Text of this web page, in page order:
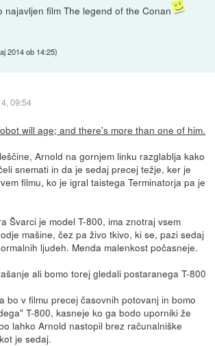
najavljen film The legend of the Conan
2014 ob 14:25)
09:54
will age; and there's more than one of him.
Arnold na gornjem linku razglablja kako
snemati in da je sedaj precej težje, ker je
filmu, ko je igral taistega Terminatorja pa je
Švarci je model T-800, ima znotraj vsem
mašine, čez pa živo tkivo, ki se, pazi sedaj
ljudeh. Menda malenkost počasneje.
ali bomo torej gledali postaranega T-800
bo v filmu precej časovnih potovanj in bomo
T-800, kasneje ko ga bodo uporniki že
lahko Arnold nastopil brez računalniške
je sedaj.